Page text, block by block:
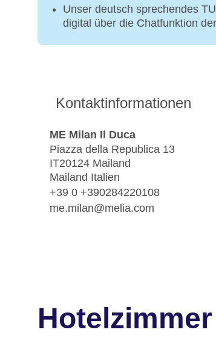
Unser deutsch sprechendes
digital über die Chatfunktion
Kontaktinformationen
ME Milan Il Duca
Piazza della Republica 13
IT20124 Mailand
Mailand Italien
+39 0 +390284220108
me.milan@melia.com